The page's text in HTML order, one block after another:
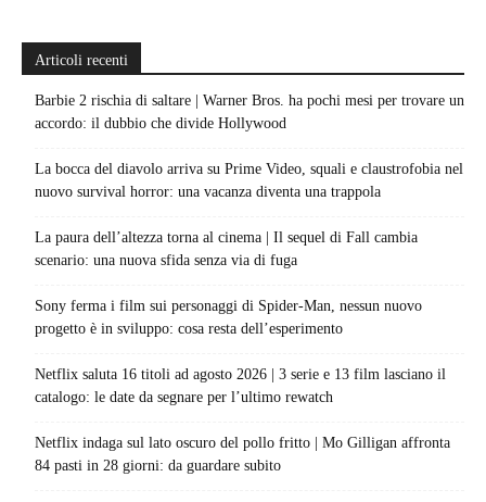
Articoli recenti
Barbie 2 rischia di saltare | Warner Bros. ha pochi mesi per trovare un
accordo: il dubbio che divide Hollywood
La bocca del diavolo arriva su Prime Video, squali e claustrofobia nel
nuovo survival horror: una vacanza diventa una trappola
La paura dell’altezza torna al cinema | Il sequel di Fall cambia
scenario: una nuova sfida senza via di fuga
Sony ferma i film sui personaggi di Spider-Man, nessun nuovo
progetto è in sviluppo: cosa resta dell’esperimento
Netflix saluta 16 titoli ad agosto 2026 | 3 serie e 13 film lasciano il
catalogo: le date da segnare per l’ultimo rewatch
Netflix indaga sul lato oscuro del pollo fritto | Mo Gilligan affronta
84 pasti in 28 giorni: da guardare subito